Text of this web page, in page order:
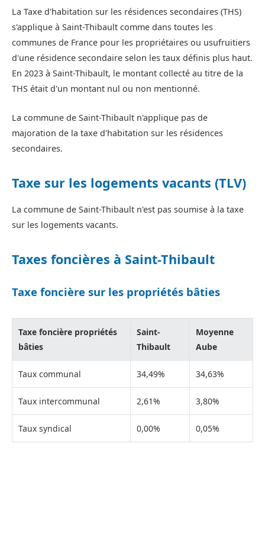
La Taxe d'habitation sur les résidences secondaires (THS)
s'applique à Saint-Thibault comme dans toutes les
communes de France pour les propriétaires ou usufruitiers
d'une résidence secondaire selon les taux définis plus haut.
En 2023 à Saint-Thibault, le montant collecté au titre de la
THS était d'un montant nul ou non mentionné.
La commune de Saint-Thibault n'applique pas de
majoration de la taxe d'habitation sur les résidences
secondaires.
Taxe sur les logements vacants (TLV)
La commune de Saint-Thibault n'est pas soumise à la taxe
sur les logements vacants.
Taxes foncières à Saint-Thibault
Taxe foncière sur les propriétés bâties
Taxe foncière propriétés
bâties
Saint-
Thibault
Moyenne
Aube
Taux communal 34,49% 34,63%
Taux intercommunal 2,61% 3,80%
Taux syndical 0,00% 0,05%